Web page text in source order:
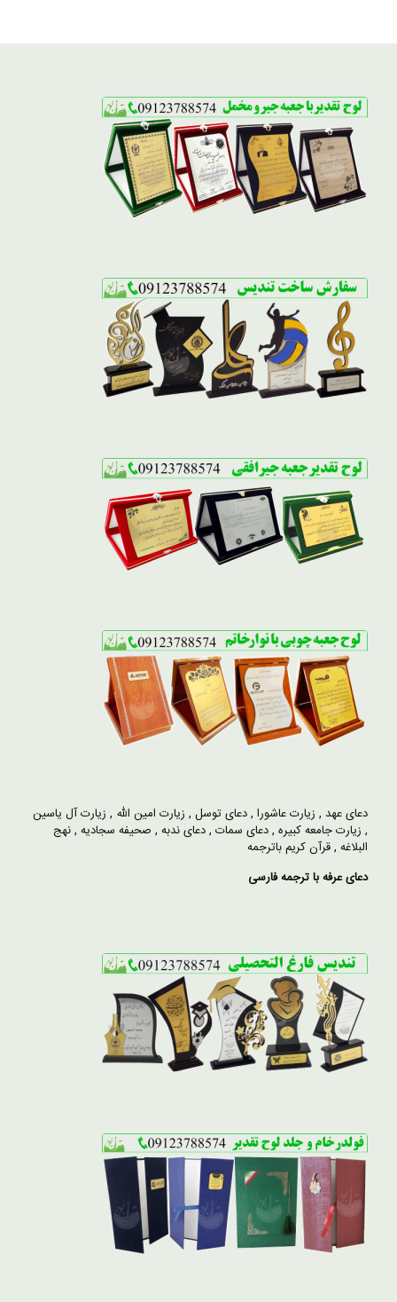
دعای عهد , زیارت عاشورا ,دعای توسل , زیارت امین الله , زیارت آل یاسین
, زیارت جامعه کبیره ,دعای سمات ,دعای ندبه , صحیفه سجادیه ,نهج
البلاغه ,قرآن کریم باترجمه
دعای عرفه با ترجمه فارسی